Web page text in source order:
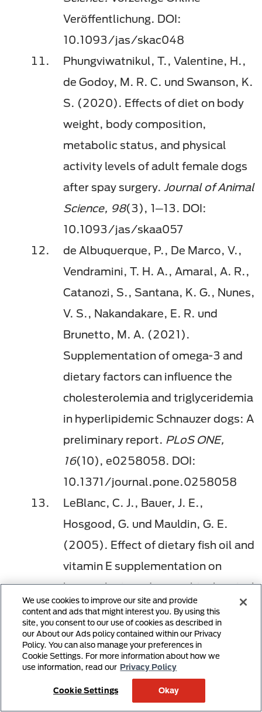
Veröffentlichung. DOI:
10.1093/jas/skac048
Phungviwatnikul, T., Valentine, H.,
de Godoy, M. R. C. und Swanson, K.
S. (2020). Effects of diet on body
weight, body composition,
metabolic status, and physical
activity levels of adult female dogs
after spay surgery. Journal of Animal
Science, 98(3), 1─13. DOI:
10.1093/jas/skaa057
de Albuquerque, P., De Marco, V.,
Vendramini, T. H. A., Amaral, A. R.,
Catanozi, S., Santana, K. G., Nunes,
V. S., Nakandakare, E. R. und
Brunetto, M. A. (2021).
Supplementation of omega-3 and
dietary factors can influence the
cholesterolemia and triglyceridemia
in hyperlipidemic Schnauzer dogs: A
preliminary report. PLoS ONE,
16(10), e0258058. DOI:
10.1371/journal.pone.0258058
LeBlanc, C. J., Bauer, J. E.,
Hosgood, G. und Mauldin, G. E.
(2005). Effect of dietary fish oil and
vitamin E supplementation on
hematologic and serum biochemical
analytes and oxidative status in
young dogs.Veterinary
Therapeutics, 6 (4), 325─340.
Bauer, J. E. (2011). Therapeutic use
of fish oils in companion animals.
We use cookies to improve our site and provide
content and ads that might interest you. By using this
site, you consent to our use of cookies as described in
our About our Ads policy contained within our Privacy
Policy. You can also manage your preferences in
Cookie Settings. For more information about how we
use information, read our Privacy Policy
Cookie Settings Okay